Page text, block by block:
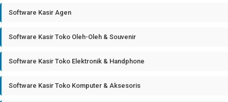
Software Kasir Agen
Software Kasir Toko Oleh-Oleh & Souvenir
Software Kasir Toko Elektronik & Handphone
Software Kasir Toko Komputer & Aksesoris